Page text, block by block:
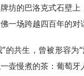
坊的巴洛克式石壁
一场跨越四百年的对
”的共生，曾被形容
壶慢煮的茶：葡萄